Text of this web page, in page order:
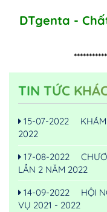
DTgenta -
TIN TỨC
15-07-2022
2022
17-08-2022
LẦN 2 NĂM 2022
14-09-2022
HỘI
VỤ 2021 - 2022